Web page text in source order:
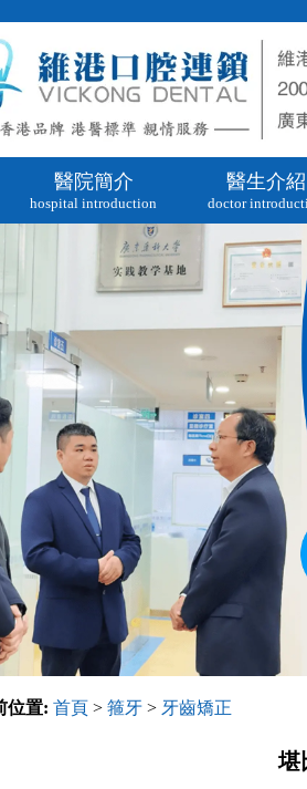
醫院簡介
hospital introduction
醫生介紹
doctor
位置: 首頁 >箍牙 > 牙齒矯正
堪